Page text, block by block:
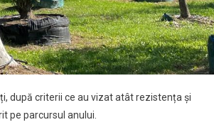
după criterii ce au vizat atât rezistența și
pe parcursul anului.